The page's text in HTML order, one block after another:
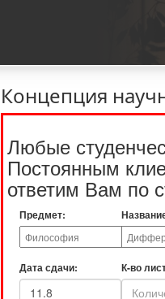
Концепция
Любые
Постоянным
ответим Вам по
Предмет:
Дата сдачи: К-во